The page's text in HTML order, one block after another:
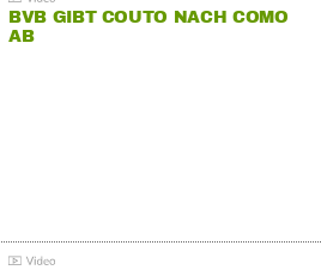
BVB GIBT COUTO NACH COMO
AB